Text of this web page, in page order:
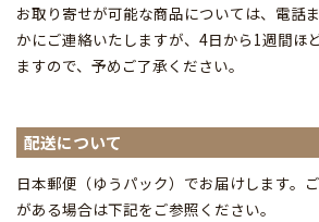
お取り寄せが可能な商品については、電話
かにご連絡いたしますが、4日から1週間ほ
ますので、予めご了承ください。
配送について
日本郵便（ゆうパック）でお届けします。
がある場合は下記をご参照ください。